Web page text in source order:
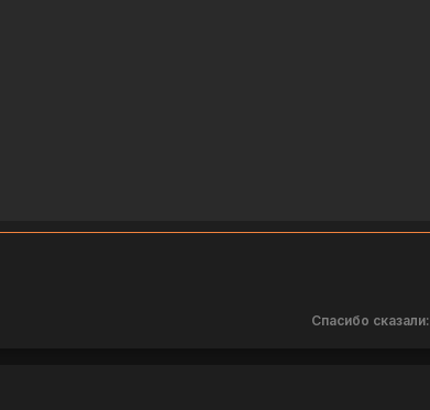
Спасибо сказали: